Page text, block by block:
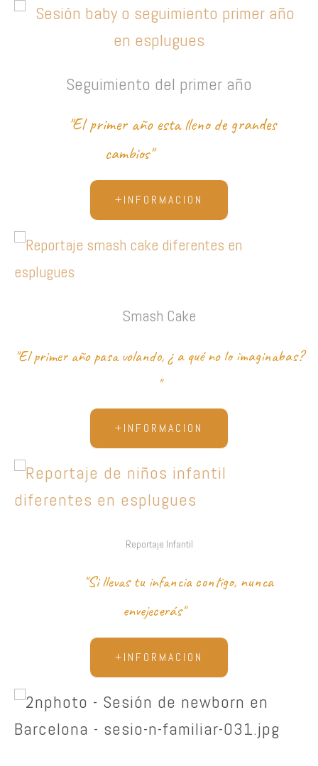
Seguimiento del primer año
"El primer año esta lleno de grandes
cambios"
+INFORMACION
Smash Cake
"El primer año pasa volando, ¿ a qué no lo imaginabas?
"
+INFORMACION
Reportaje Infantil
"Si llevas tu infancia contigo, nunca
envejecerás"
+INFORMACION